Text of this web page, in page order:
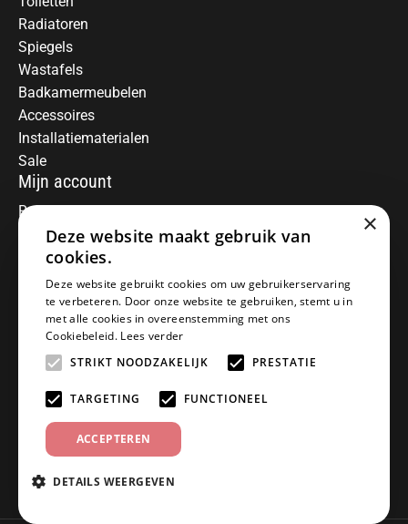
Radiatoren
Spiegels
Wastafels
Badkamermeubelen
Accessoires
Installatiematerialen
Sale
Mijn account
Registreren
Mijn bestellingen
Informatie
Over ons
Algemene voorwaarden
Disclaimer
Privacy Policy
Betaalmethoden
Retourneren
Klantenservice
Offerte aanvragen
Contact
×
Deze website maakt gebruik van
cookies.
Deze website gebruikt cookies om uw gebruikerservaring
te verbeteren. Door onze website te gebruiken, stemt u in
met alle cookies in overeenstemming met ons
Cookiebeleid. Lees verder
STRIKT NOODZAKELIJK
PRESTATIE
TARGETING FUNCTIONEEL
ACCEPTEREN
DETAILS WEERGEVEN